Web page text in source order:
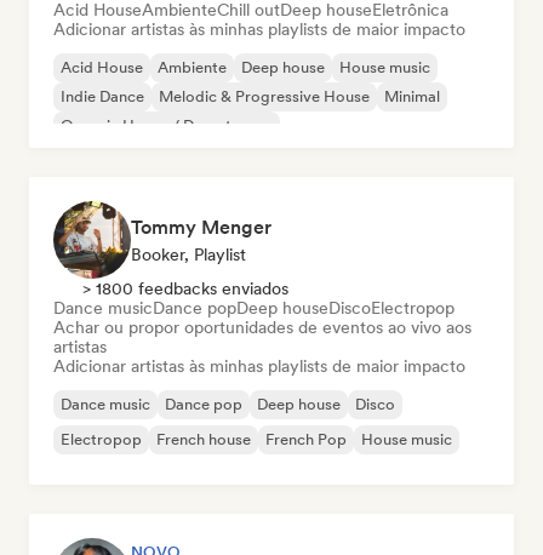
Acid HouseAmbienteChill outDeep houseEletrônica
Adicionar artistas às minhas playlists de maior impacto
Acid House Ambiente Deep house
House music
Indie Dance
Melodic & Progressive House
Minimal
Organic House / Downtempo
Tommy Menger
Booker, Playlist
> 1800 feedbacks enviados
Dance musicDance popDeep houseDiscoElectropop
Achar ou propor oportunidades de eventos ao vivo aos
artistas
Adicionar artistas às minhas playlists de maior impacto
Dance music Dance pop Deep house
Disco
Electropop
French house French Pop House music
NOVO